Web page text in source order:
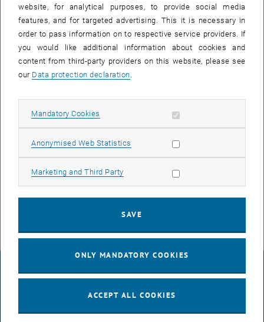
Bereits zum zweiten Mal in Folge hat das Seminarkulturhaus
Wesenufer nach 2010 nun auch 2011 die Wahl zum besten
oberösterreichischen Tagungshotel gewonnen.
Über die Autor_innen
Andreas Zebischist kaufmännischer Leiter des
& Sales sowie PR. Parallel dazu ist er Trainer für Marketing,
Betriebsorganisation & Kommunikation im WIFI.
Interview-mit-Andreas-Zebisch.pdf PDF
, download
LEGAL NOTICE
ACCESSIBILITY DECLARATION
website, for analytical purposes, to provide social media
features, and for targeted advertising. This it is necessary in
order to pass information on to respective service providers. If
you would like additional information about cookies and
content from third-party providers on this website, please see
our Data protection declaration
Mandatory Cookies Allow mandatory cookies
Anonymised Web Statistics Allow statistic cookies
Marketing and Third Party Allow marketing cookies
SAVE
ONLY MANDATORY COOKIES
ACCEPT ALL COOKIES